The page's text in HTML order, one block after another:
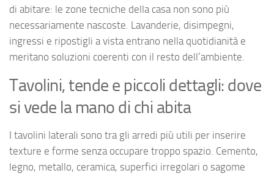
di abitare: le zone tecniche della casa non sono più
necessariamente nascoste. Lavanderie, disimpegni,
ingressi e ripostigli a vista entrano nella quotidianità e
meritano soluzioni coerenti con il resto dell’ambiente.
Tavolini, tende e piccoli dettagli: dove
si vede la mano di chi abita
I tavolini laterali sono tra gli arredi più utili per inserire
texture e forme senza occupare troppo spazio. Cemento,
legno, metallo, ceramica, superfici irregolari o sagome